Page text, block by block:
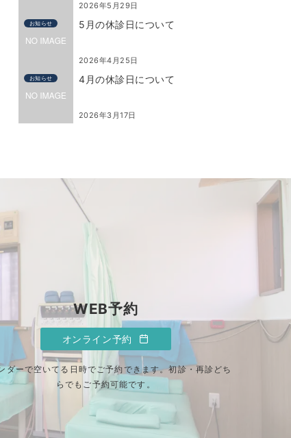
2026年5月29日
お知らせ 5月の休診日について
2026年4月25日
お知らせ 4月の休診日について
2026年3月17日
WEB予約
オンライン予約
ダーで空いてる日時でご予約できます。初診・再診どち
らでもご予約可能です。